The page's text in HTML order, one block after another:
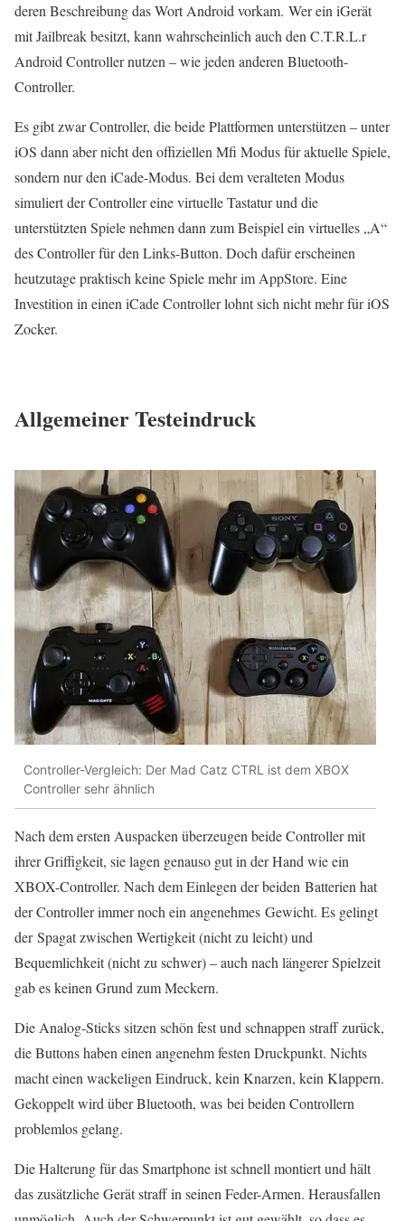
deren Beschreibung das Wort Android vorkam. Wer ein iGerät
mit Jailbreak besitzt, kann wahrscheinlich auch den C.T.R.L.r
Android Controller nutzen – wie jeden anderen Bluetooth-
Controller.
Es gibt zwar Controller, die beide Plattformen unterstützen – unter
iOS dann aber nicht den offiziellen Mfi Modus für aktuelle Spiele,
sondern nur den iCade-Modus. Bei dem veralteten Modus
simuliert der Controller eine virtuelle Tastatur und die
unterstützten Spiele nehmen dann zum Beispiel ein virtuelles „A“
des Controller für den Links-Button. Doch dafür erscheinen
heutzutage praktisch keine Spiele mehr im AppStore. Eine
Investition in einen iCade Controller lohnt sich nicht mehr für iOS
Zocker.
Allgemeiner Testeindruck
Controller-Vergleich: Der Mad Catz CTRL ist dem XBOX
Controller sehr ähnlich
Nach dem ersten Auspacken überzeugen beide Controller mit
ihrer Griffigkeit, sie lagen genauso gut in der Hand wie ein
XBOX-Controller. Nach dem Einlegen der beiden Batterien hat
der Controller immer noch ein angenehmes Gewicht. Es gelingt
der Spagat zwischen Wertigkeit (nicht zu leicht) und
Bequemlichkeit (nicht zu schwer) – auch nach längerer Spielzeit
gab es keinen Grund zum Meckern.
Die Analog-Sticks sitzen schön fest und schnappen straff zurück,
die Buttons haben einen angenehm festen Druckpunkt. Nichts
macht einen wackeligen Eindruck, kein Knarzen, kein Klappern.
Gekoppelt wird über Bluetooth, was bei beiden Controllern
problemlos gelang.
Die Halterung für das Smartphone ist schnell montiert und hält
das zusätzliche Gerät straff in seinen Feder-Armen. Herausfallen